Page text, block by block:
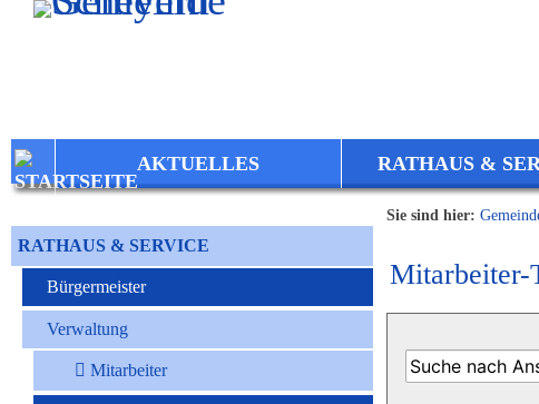
Zum Inhalt,zur Navigationoder
AKTUELLES RATHAUS &
RATHAUS & SERVICE
Bürgermeister
Verwaltung
Mitarbeiter
Sie sind hier:
Mitarbeiter-